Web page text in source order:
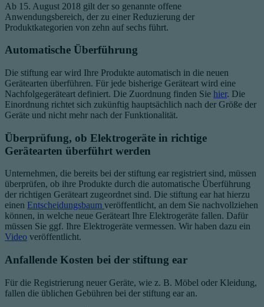
Ab 15. August 2018 gilt der so genannte offene
Anwendungsbereich, der zu einer Reduzierung der
Produktkategorien von zehn auf sechs führt.
Automatische Überführung
Die stiftung ear wird Ihre Produkte automatisch in die neuen
Gerätearten überführen. Für jede bisherige Geräteart wird eine
Nachfolgegeräteart definiert. Die Zuordnung finden Sie hier. Die
Einordnung richtet sich zukünftig hauptsächlich nach der Größe der
Geräte und nicht mehr nach der Funktionalität.
Überprüfung, ob Elektrogeräte in richtige
Gerätearten überführt werden
Unternehmen, die bereits bei der stiftung ear registriert sind, müssen
überprüfen, ob ihre Produkte durch die automatische Überführung
der richtigen Geräteart zugeordnet sind. Die stiftung ear hat hierzu
einen Entscheidungsbaum veröffentlicht, an dem Sie nachvollziehen
können, in welche neue Geräteart Ihre Elektrogeräte fallen. Dafür
müssen Sie ggf. Ihre Elektrogeräte vermessen. Wir haben dazu ein
Video veröffentlicht.
Anfallende Kosten bei der stiftung ear
Für die Registrierung neuer Geräte, wie z. B. Möbel oder Kleidung,
fallen die üblichen Gebühren bei der stiftung ear an.